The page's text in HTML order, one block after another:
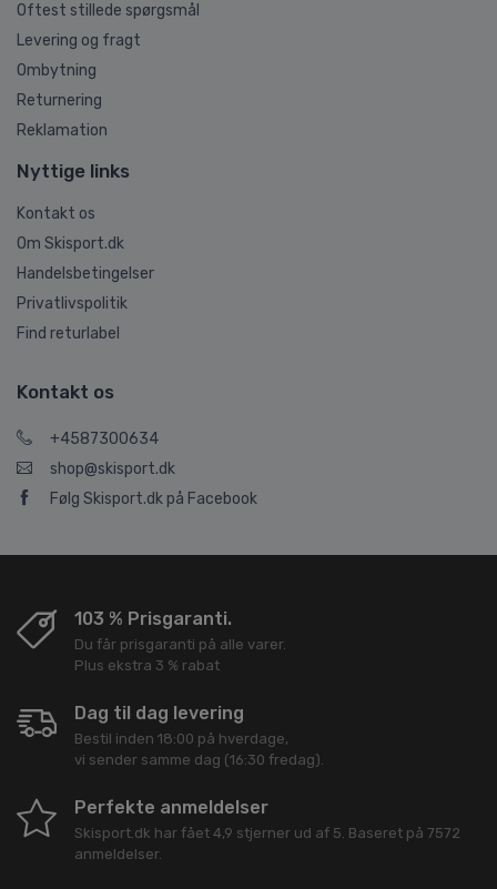
Oftest stillede spørgsmål
Levering og fragt
Ombytning
Returnering
Reklamation
Nyttige links
Kontakt os
Om Skisport.dk
Handelsbetingelser
Privatlivspolitik
Find returlabel
Kontakt os
+4587300634
shop@skisport.dk
Følg Skisport.dk på Facebook
103 % Prisgaranti.
Du får prisgaranti på alle varer.
Plus ekstra 3 % rabat
Dag til dag levering
Bestil inden 18:00 på hverdage,
vi sender samme dag (16:30 fredag).
Perfekte anmeldelser
Skisport.dk har fået 4,9 stjerner ud af 5. Baseret på 7572
anmeldelser.